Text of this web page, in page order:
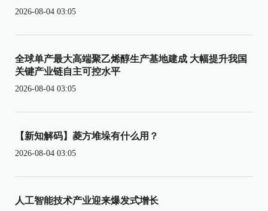
2026-08-04 03:05
全球单产最大高端聚乙烯醇生产基地建成 大幅提升我国
关键产业链自主可控水平
2026-08-04 03:05
【新知解码】菱方堆垛有什么用？
2026-08-04 03:05
人工智能技术产业迎来爆发式增长